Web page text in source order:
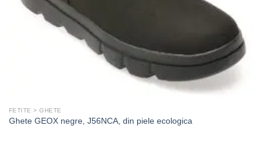
FETITE > GHETE
Ghete GEOX negre, J56NCA, din piele ecologica